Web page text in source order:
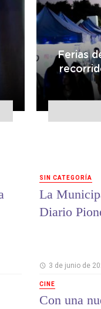
Ferias
SIN CATEGORÍA
La
Diario
3 de junio de
CINE
Con una